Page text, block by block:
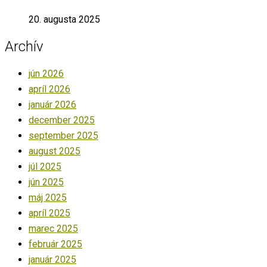
20. augusta 2025
Archív
jún 2026
apríl 2026
január 2026
december 2025
september 2025
august 2025
júl 2025
jún 2025
máj 2025
apríl 2025
marec 2025
február 2025
január 2025